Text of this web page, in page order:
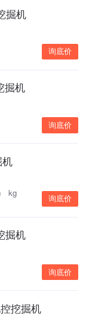
掘机
询底价
掘机
询底价
kg
询底价
掘机
询底价
挖掘机